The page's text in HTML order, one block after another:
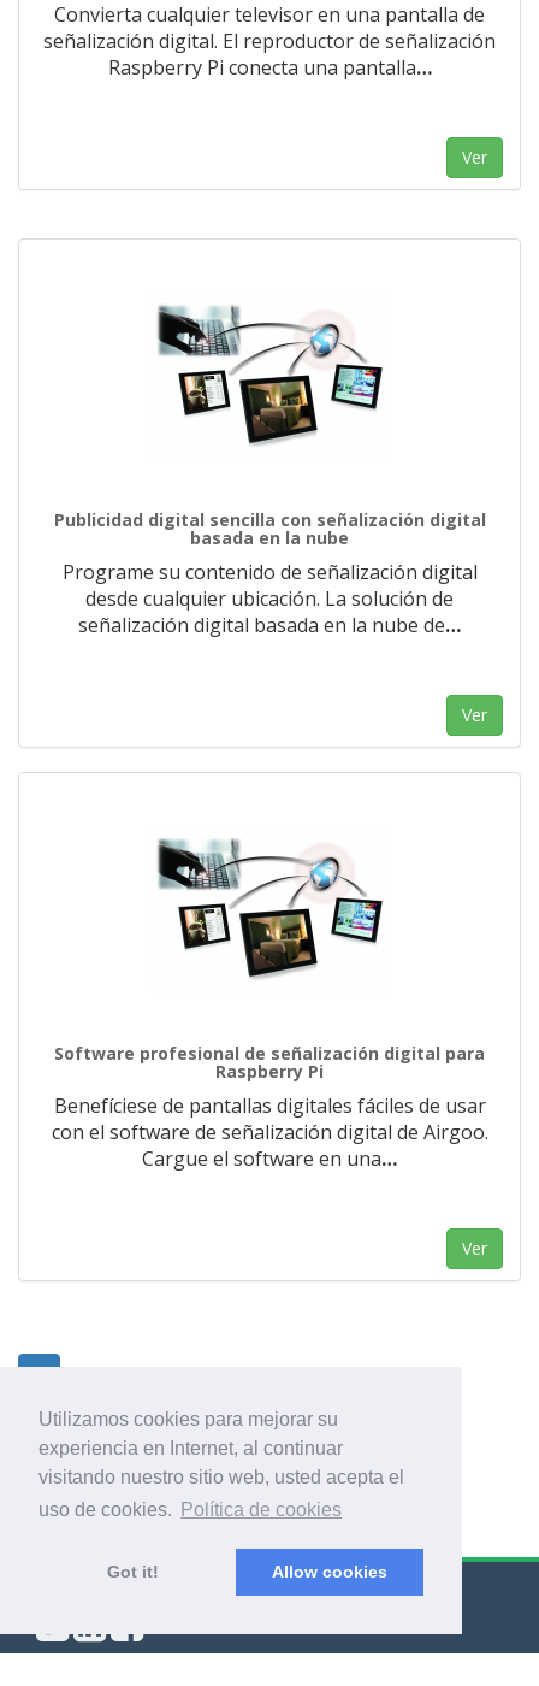
Utilizamos cookies para mejorar su
experiencia en Internet, al continuar
visitando nuestro sitio web, usted acepta el
uso de cookies.
Política de cookies
Got it! Allow cookies
Convierta cualquier televisor en una pantalla de
señalización digital. El reproductor de señalización
Raspberry Pi conecta una pantalla…
Ver
Publicidad digital sencilla con señalización digital
basada en la nube
Programe su contenido de señalización digital
desde cualquier ubicación. La solución de
señalización digital basada en la nube de…
Ver
Software profesional de señalización digital para
Raspberry Pi
Benefíciese de pantallas digitales fáciles de usar
con el software de señalización digital de Airgoo.
Cargue el software en una…
Ver
1
© Export Worldwide 2026